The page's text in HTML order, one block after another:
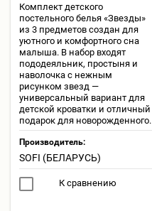
Комплект детского
постельного белья «Звезды»
из 3 предметов создан для
уютного и комфортного сна
малыша. В набор входят
пододеяльник, простыня и
наволочка с нежным
рисунком звезд —
универсальный вариант для
детской кроватки и отличный
подарок для новорожденного.
Производитель:
SOFI (БЕЛАРУСЬ)
К сравнению